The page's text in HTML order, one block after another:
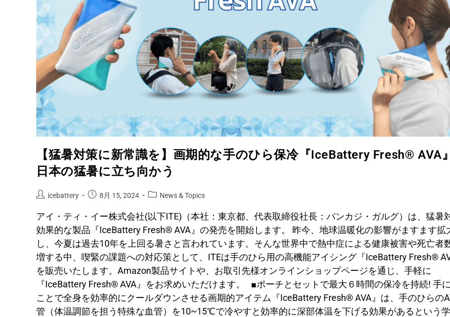
【猛暑対策に新常識を】画期的な手のひら保冷『IceBattery Fresh® AVA
日本の猛暑に立ち向かう
icebattery 8月 15, 2024 News & Topics
アイ・ティ・イー株式会社(以下ITE)（本社：東京都、代表取締役社長：パンカジ・ガルグ）は、猛暑
効果的な製品『IceBattery Fresh® AVA』の発売を開始します。 昨今、地球温暖化の影響がますます拡
し、今夏は過去10年を上回る暑さと言われています。そんな世界中で熱中症による健康被害や死亡者
増する中、喫緊の課題への対応策として、ITEは手のひら用の高機能アイシング『IceBattery Fresh®
を販売いたします。Amazon製品サイトや、お取引先様オンラインショップページを通じ、手軽に
『IceBattery Fresh® AVA』をお求めいただけます。 ■ポーチとセットで最大６時間の保冷を持続! 手
ことで全身を効率的にクールダウンさせる画期的アイテム『IceBattery Fresh® AVA』は、手のひらの
管（体温調節を担う特殊な血管）を10~15℃で冷やすと効率的に深部体温を下げる効果があるという